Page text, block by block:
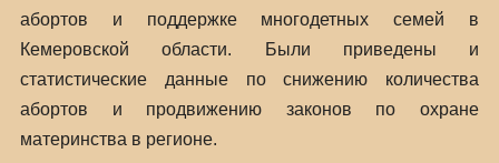
абортов и поддержке многодетных семей в
Кемеровской области. Были приведены и
статистические данные по снижению количества
абортов и продвижению законов по охране
материнства в регионе.